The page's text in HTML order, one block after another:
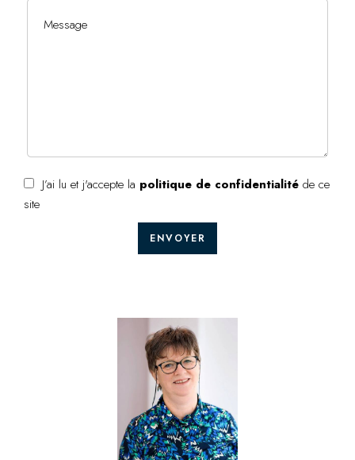
J’ai lu et j'accepte la politique de confidentialité de ce
site
ENVOYER